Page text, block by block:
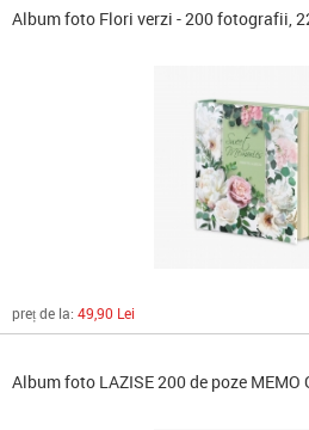
Album foto Flori verzi - 200 fotografii,
preț de la: 49,90 Lei
Album foto LAZISE 200 de poze MEMO